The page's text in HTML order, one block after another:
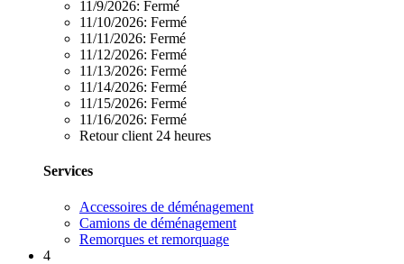
11/9/2026: Fermé
11/10/2026: Fermé
11/11/2026: Fermé
11/12/2026: Fermé
11/13/2026: Fermé
11/14/2026: Fermé
11/15/2026: Fermé
11/16/2026: Fermé
Retour client 24 heures
Services
Accessoires de déménagement
Camions de déménagement
Remorques et remorquage
4